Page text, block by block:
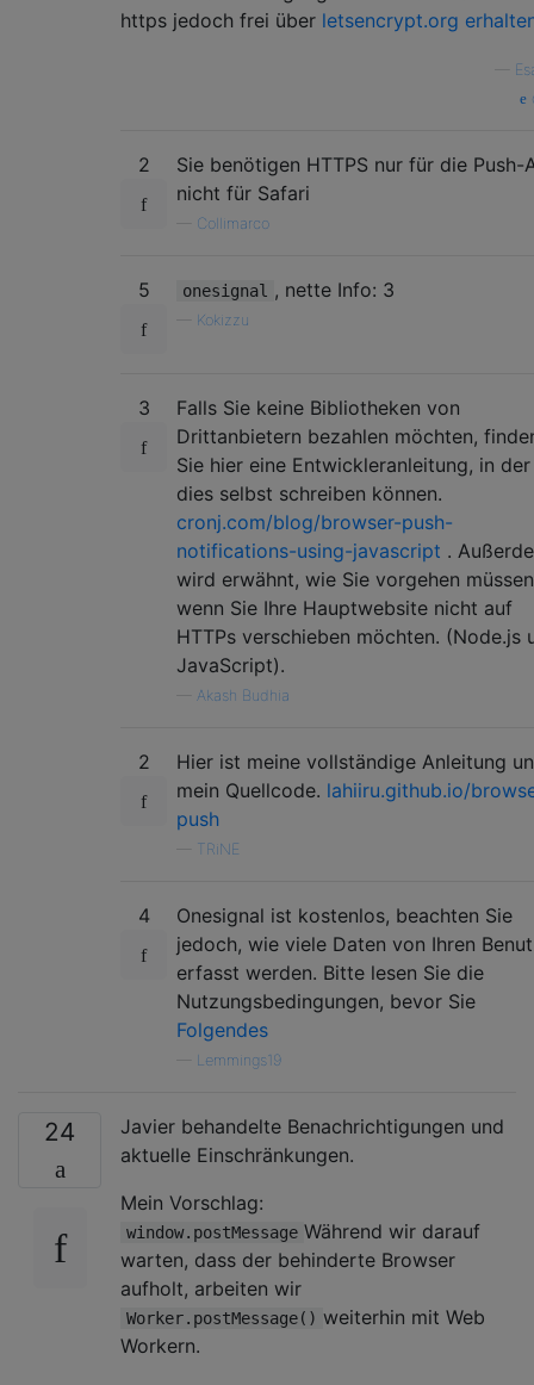
https jedoch frei über letsencrypt.org
2
Sie benötigen HTTPS nur für die Push-
nicht für Safari
Collimarco
5 onesignal , nette Info: 3
Kokizzu
3
Falls Sie keine Bibliotheken von
Drittanbietern bezahlen möchten,
Sie hier eine Entwickleranleitung, in der
dies selbst schreiben können.
cronj.com/blog/browser-push-
notifications-using-javascript .
wird erwähnt, wie Sie vorgehen
wenn Sie Ihre Hauptwebsite nicht auf
HTTPs verschieben möchten. (Node.js
JavaScript).
Akash Budhia
2
Hier ist meine vollständige Anleitung
mein Quellcode. lahiiru.github.io/
push
TRiNE
4
Onesignal ist kostenlos, beachten Sie
jedoch, wie viele Daten von Ihren
erfasst werden. Bitte lesen Sie die
Nutzungsbedingungen, bevor Sie
Folgendes
Lemmings19
24
Javier behandelte Benachrichtigungen und
aktuelle Einschränkungen.
Mein Vorschlag:
window.postMessage Während wir darauf
warten, dass der behinderte Browser
aufholt, arbeiten wir
Worker.postMessage() weiterhin mit Web
Workern.